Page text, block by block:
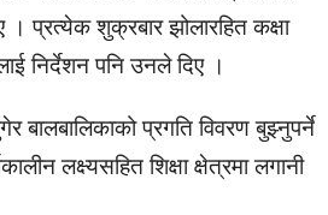
। प्रत्येक शुक्रबार झोलारहित कक्षा
निर्देशन पनि उनले दिए ।
बालबालिकाको प्रगति विवरण बुझ्नुपर्ने
लक्ष्यसहित शिक्षा क्षेत्रमा लगानी